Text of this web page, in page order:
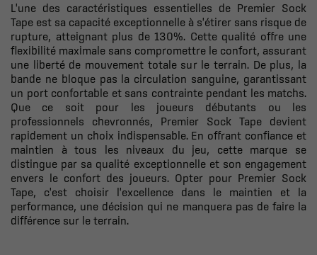
L'une des caractéristiques essentielles de Premier Sock
Tape est sa capacité exceptionnelle à s'étirer sans risque de
rupture, atteignant plus de 130%. Cette qualité offre une
flexibilité maximale sans compromettre le confort, assurant
une liberté de mouvement totale sur le terrain. De plus, la
bande ne bloque pas la circulation sanguine, garantissant
un port confortable et sans contrainte pendant les matchs.
Que ce soit pour les joueurs débutants ou les
professionnels chevronnés, Premier Sock Tape devient
rapidement un choix indispensable. En offrant confiance et
maintien à tous les niveaux du jeu, cette marque se
distingue par sa qualité exceptionnelle et son engagement
envers le confort des joueurs. Opter pour Premier Sock
Tape, c'est choisir l'excellence dans le maintien et la
performance, une décision qui ne manquera pas de faire la
différence sur le terrain.